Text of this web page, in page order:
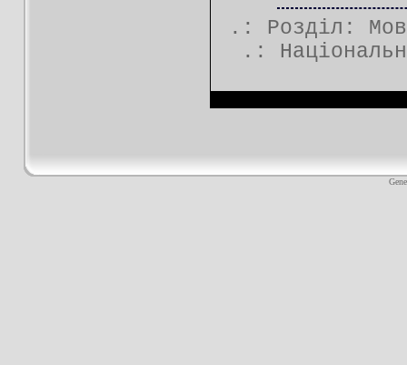
.: Розділ:
.: